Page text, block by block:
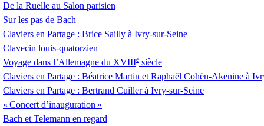
De la Ruelle au Salon parisien
Sur les pas de Bach
Claviers en Partage : Brice Sailly à Ivry-sur-Seine
Clavecin louis-quatorzien
Voyage dans l’Allemagne du XVIIIe siècle
Claviers en Partage : Béatrice Martin et Raphaël Cohën-Akenine à
Claviers en Partage : Bertrand Cuiller à Ivry-sur-Seine
« Concert d’inauguration »
Bach et Telemann en regard